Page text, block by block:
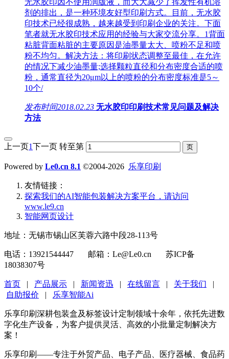
无水胶印因不使用润版液，而大大减少了挥发性有机溶
剂的排出，是一种环境友好型印刷方式。目前，无水胶
印技术已经很成熟，越来越受到印刷企业的关注。下面
笔者就无水胶印技术应用的经验与大家交流分享。1背面
粘脏背面粘脏的主要原因是油墨量太大、喷粉不足和喷
粉不均匀。解决方法：将印刷状态调整至最佳，在允许
的情况下减少油墨量;选择颗粒直径和分布密度合适的喷
粉，通常直径为20μm以上的喷粉的分布密度标准是5～
10个/
发布时间2018.02.23 无水胶印印刷技术常见问题及解决
方法
上一页1下一页 转至第
Powered by Le0.cn 8.1 ©2004-2026 乐享印刷
友情链接：
探索我们的‌AI智能包装解决方案平台‌，请访问
www.le9.cn
智能网页设计
地址：无锡市锡山区芙蓉六路中段28-113号
电话：13921544447 邮箱：Le@Le0.cn 苏ICP备
18038307号
首页 | 产品展示 | 新闻资迅 | 在线留言 | 关于我们 |
自助报价 | 乐享智能Ai
乐享印刷深耕包装盒及标签设计定制领域十余年，依托先进数
字化生产设备，为客户提供灵活、高效的小批量定制解决方
案！
乐享印刷——专注于外贸产品、电子产品、医疗器械、食品药